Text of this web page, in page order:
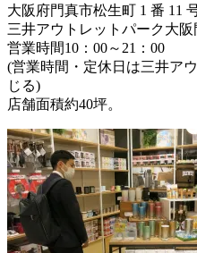
大阪府門真市松生町 1 番 11
三井アウトレットパーク大阪
営業時間10：00～21：00
(営業時間・定休日は三井ア
じる)
店舗面積約40坪。